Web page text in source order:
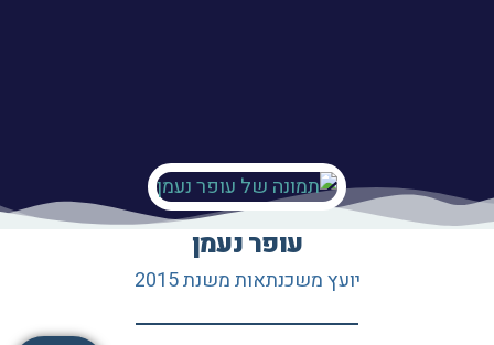
עופר נעמן
יועץ משכנתאות משנת 2015